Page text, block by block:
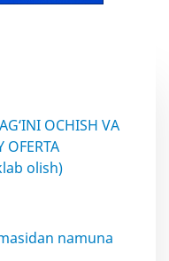
OCHISH VA
OFERTA
olish)
namuna